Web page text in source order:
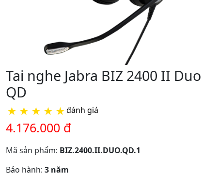
Tai nghe Jabra BIZ 2400 II Duo
QD
★ ★ ★ ★ ★đánh giá
4.176.000 đ
Mã sản phẩm: BIZ.2400.II.DUO.QD.1
Bảo hành: 3 năm